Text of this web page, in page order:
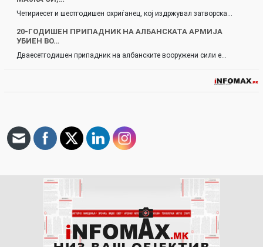
Четириесет и шестгодишен охриѓанец, кој издржувал затворска…
20-ГОДИШЕН ПРИПАДНИК НА АЛБАНСКАТА АРМИЈА
УБИЕН ВО…
Дваесетгодишен припадник на албанските вооружени сили е…